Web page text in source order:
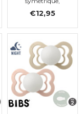
(taille 2)
€12,95